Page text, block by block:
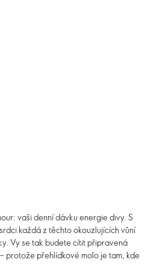
vaši denní dávku energie divy. S
každá z těchto okouzlujících vůní
protože přehlídkové molo je tam, kde